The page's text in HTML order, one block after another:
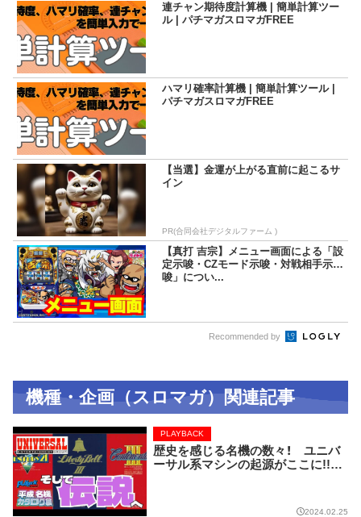
連チャン期待度計算機 | 簡単計算ツー
ル | パチマガスロマガFREE
ハマリ確率計算機 | 簡単計算ツール |
パチマガスロマガFREE
【当選】金運が上がる直前に起こるサ
イン
PR(合同会社デジタルファーム )
【真打 吉宗】メニュー画面による「設
定示唆・CZモード示唆・対戦相手示
唆」につい...
Recommended by
機種・企画（スロマガ）関連記事
歴史を感じる名機の数々！ ユニバ
ーサル系マシンの起源がここに!!【P
PLAYBACK
2024.02.25